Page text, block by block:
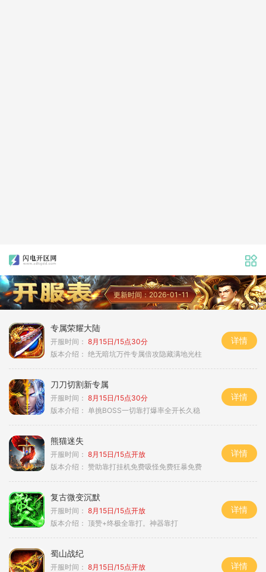
更新时间：2026-01-11
专属荣耀大陆
开服时间： 8月15日/15点30分
版本介绍： 绝无暗坑万件专属倍攻隐藏满地光柱
详情
刀刀切割新专属
开服时间： 8月15日/15点30分
版本介绍： 单挑BOSS一切靠打爆率全开长久稳
详情
熊猫迷失
开服时间： 8月15日/15点开放
版本介绍： 赞助靠打挂机免费吸怪免费狂暴免费
详情
复古微变沉默
开服时间： 8月15日/15点开放
版本介绍： 顶赞+终极全靠打。神器靠打
详情
蜀山战纪
开服时间： 8月15日/15点开放
详情